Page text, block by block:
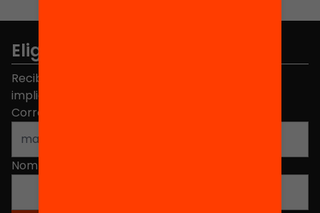
Elige equidad
Recibe contenidos, iniciativas y proyectos para
implicarte.
Correo electrónico
Nombre